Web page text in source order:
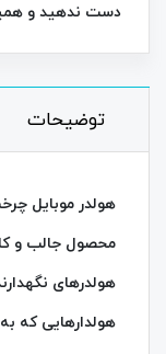
دست ندهید و
توضیحات
هولدر موبایل
محصول جالب و
هولدرهای
هولدارهایی که